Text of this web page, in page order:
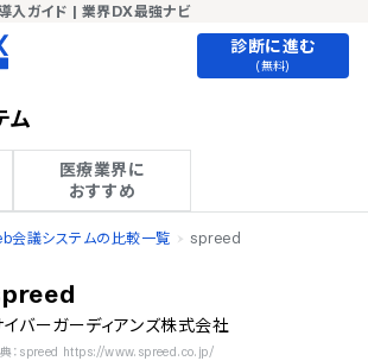
入ガイド | 業界DX最強ナビ
診断に進む
(無料)
ム
医療業界に
おすすめ
会議システムの比較一覧 spreed
イバーガーディアンズ株式会社
：spreed https://www.spreed.co.jp/